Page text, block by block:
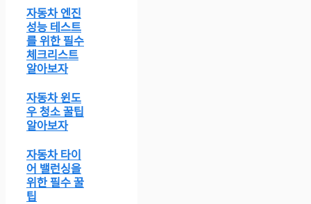
자동차 엔진
성능 테스트
를 위한 필수
체크리스트
알아보자
자동차 윈도
우 청소 꿀팁
알아보자
자동차 타이
어 밸런싱을
위한 필수 꿀
팁